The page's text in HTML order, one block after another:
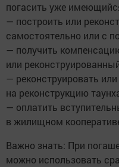
погасить уже
— построить или
самостоятельно или с
— получить
или
— реконструировать
на реконструкцию
— оплатить
в жилищном
Важно знать: При
можно использовать